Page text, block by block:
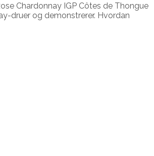
Chardonnay IGP Côtes de Thongue
druer og demonstrerer. Hvordan